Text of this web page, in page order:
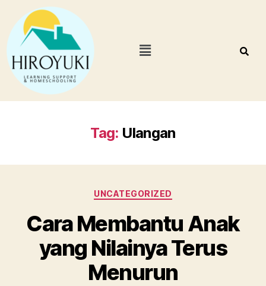
Tag: Ulangan
UNCATEGORIZED
Cara Membantu Anak
yang Nilainya Terus
Menurun